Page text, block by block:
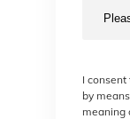
I
by
meaning